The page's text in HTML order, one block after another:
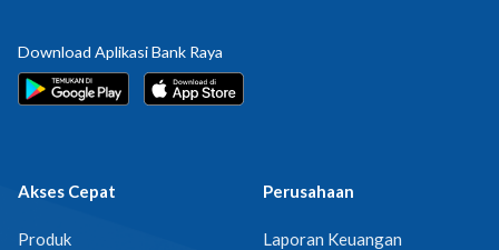
Download Aplikasi Bank Raya
Akses Cepat
Produk
Perusahaan
Laporan Keuangan